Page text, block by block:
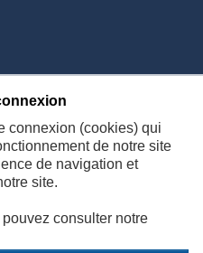
connexion (cookies) qui
de notre site
de navigation et
site.
consulter notre
site
Consignes de sécurité